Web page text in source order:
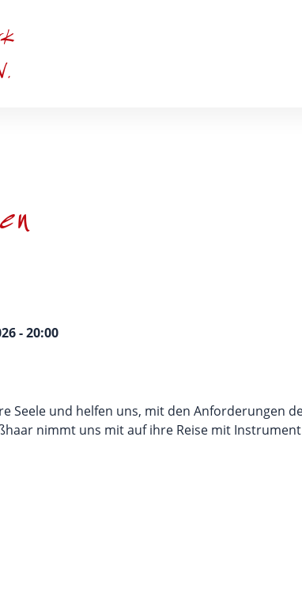
- 20:00
Seele und helfen uns, mit den Anforderungen
nimmt uns mit auf ihre Reise mit